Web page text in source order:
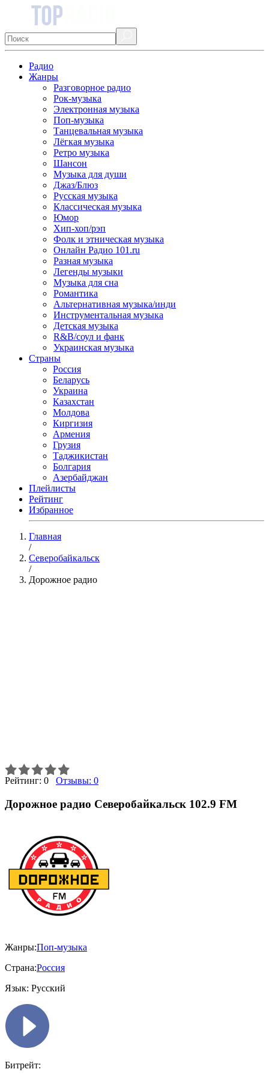
Радио
Жанры
Разговорное радио
Рок-музыка
Электронная музыка
Поп-музыка
Танцевальная музыка
Лёгкая музыка
Ретро музыка
Шансон
Музыка для души
Джаз/Блюз
Русская музыка
Классическая музыка
Юмор
Хип-хоп/рэп
Фолк и этническая музыка
Онлайн Радио 101.ru
Разная музыка
Легенды музыки
Музыка для сна
Романтика
Альтернативная музыка/инди
Инструментальная музыка
Детская музыка
R&B/cоул и фанк
Украинская музыка
Страны
Россия
Беларусь
Украина
Казахстан
Молдова
Киргизия
Армения
Грузия
Таджикистан
Болгария
Азербайджан
Плейлисты
Рейтинг
Избранное
Главная
/
Северобайкальск
/
Дорожное радио
Рейтинг: 0 Отзывы: 0
Дорожное радио Северобайкальск 102.9 FM
Жанры:Поп-музыка
Страна:Россия
Язык: Русский
Битрейт: